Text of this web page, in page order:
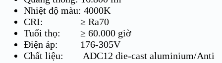
Nhiệt độ màu: 4000K
CRI: ≥ Ra70
Tuổi thọ: ≥ 60.000 giờ
Điện áp: 176-305V
Chất liệu: ADC12 die-cast aluminium/Anti